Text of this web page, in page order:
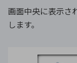
画面中央に表示
します。